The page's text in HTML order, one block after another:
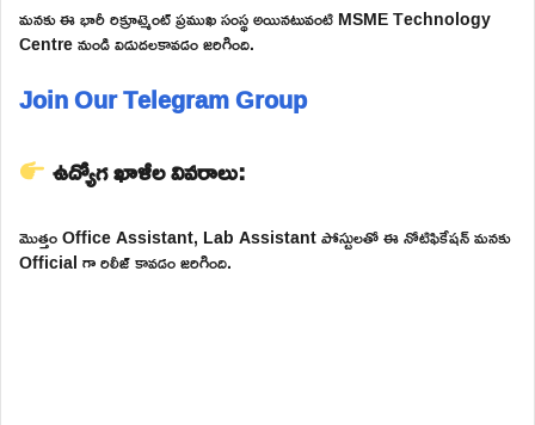
మనకు ఈ భారీ రిక్రూట్మెంట్ ప్రముఖ సంస్థ అయినటువంటి MSME Technology
Centre నుండి విడుదలకావడం జరిగింది.
Join Our Telegram Group
ఉద్యోగ ఖాళీల వివరాలు:
మొత్తం Office Assistant, Lab Assistant పోస్టులతో ఈ నోటిఫికేషన్ మనకు
Official గా రిలీజ్ కావడం జరిగింది.